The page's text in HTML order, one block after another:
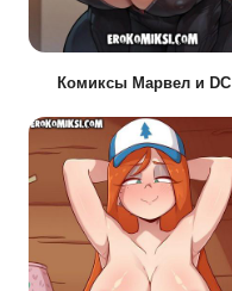
Комиксы Марвел и DC